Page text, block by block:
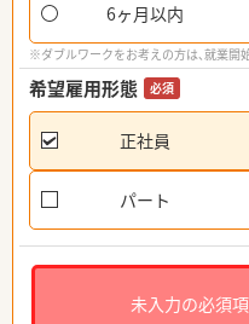
6ヶ月以内
※ダブルワークをお考えの方は、就業開
希望雇用形態 必須
正社員
パート
未入力の必須